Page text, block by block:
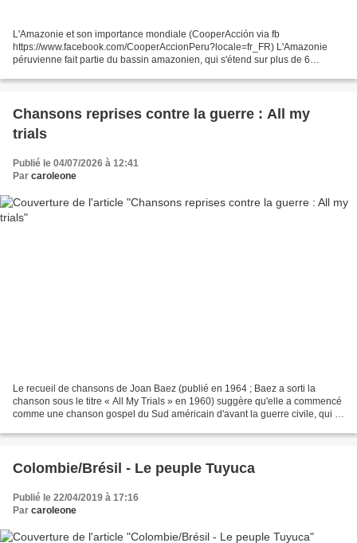
L'Amazonie et son importance mondiale (CooperAcción via fb
https://www.facebook.com/CooperAccionPeru?locale=fr_FR) L'Amazonie
péruvienne fait partie du bassin amazonien, qui s'étend sur plus de 6
Chansons reprises contre la guerre : All my
trials
Publié le 04/07/2026 à 12:41
Par caroleone
Le recueil de chansons de Joan Baez (publié en 1964 ; Baez a sorti la
chanson sous le titre « All My Trials » en 1960) suggère qu'elle a commencé
comme une chanson gospel du Sud américain d'avant la guerre civile, qui a
Colombie/Brésil - Le peuple Tuyuca
Publié le 22/04/2019 à 17:16
Par caroleone